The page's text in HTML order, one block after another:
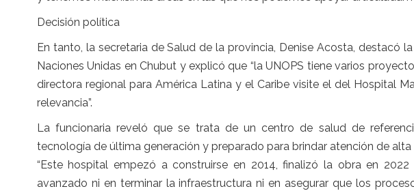
Decisión política
En tanto, la secretaria de Salud de la provincia, Denise Acosta, destacó
Naciones Unidas en Chubut y explicó que “la UNOPS tiene varios
directora regional para América Latina y el Caribe visite el del Hospital
relevancia”.
La funcionaria reveló que se trata de un centro de salud de
tecnología de última generación y preparado para brindar atención de
“Este hospital empezó a construirse en 2014, finalizó la obra en
avanzado ni en terminar la infraestructura ni en asegurar que los